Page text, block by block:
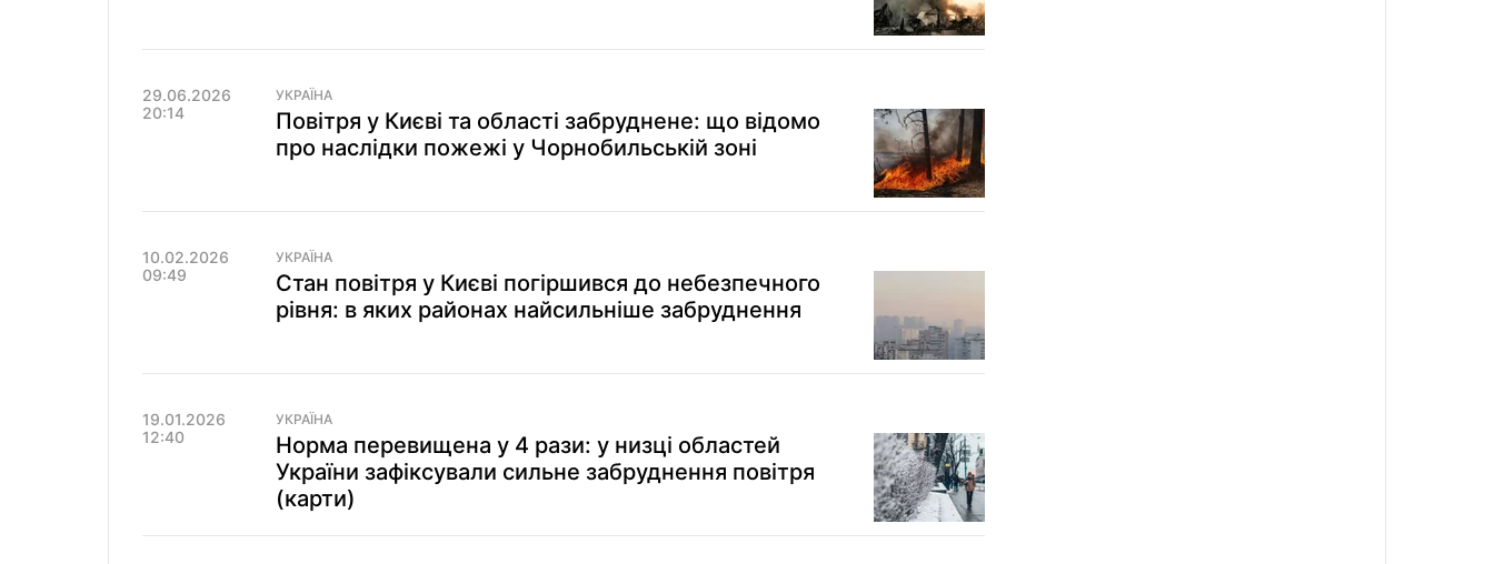
29.06.2026
20:14
УКРАЇНА
Повітря у Києві та області забруднене: що відомо
про наслідки пожежі у Чорнобильській зоні
10.02.2026
09:49
УКРАЇНА
Стан повітря у Києві погіршився до небезпечного
рівня: в яких районах найсильніше забруднення
19.01.2026
12:40
УКРАЇНА
Норма перевищена у 4 рази: у низці областей
України зафіксували сильне забруднення повітря
(карти)